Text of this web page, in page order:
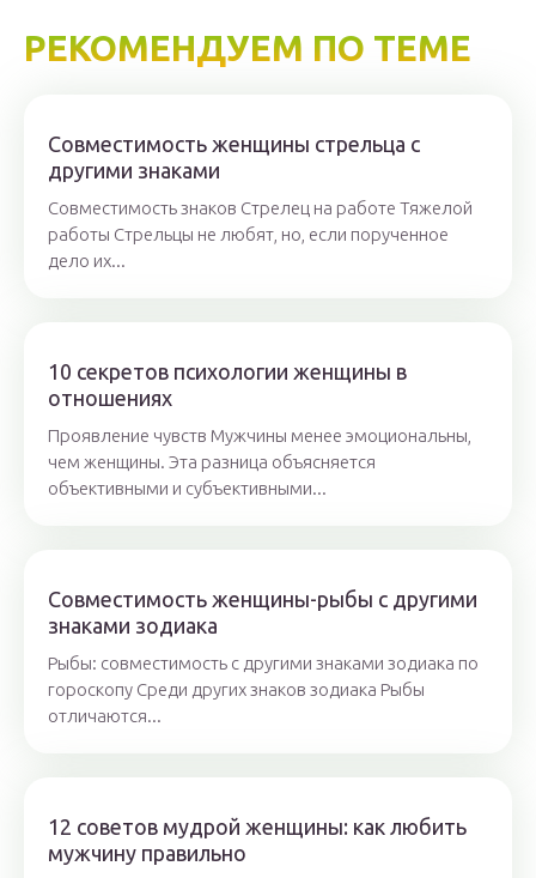
РЕКОМЕНДУЕМ ПО ТЕМЕ
Совместимость женщины стрельца с
другими знаками
Совместимость знаков Стрелец на работе Тяжелой
работы Стрельцы не любят, но, если порученное
дело их...
10 секретов психологии женщины в
отношениях
Проявление чувств Мужчины менее эмоциональны,
чем женщины. Эта разница объясняется
объективными и субъективными...
Совместимость женщины-рыбы с другими
знаками зодиака
Рыбы: совместимость с другими знаками зодиака по
гороскопу Среди других знаков зодиака Рыбы
отличаются...
12 советов мудрой женщины: как любить
мужчину правильно